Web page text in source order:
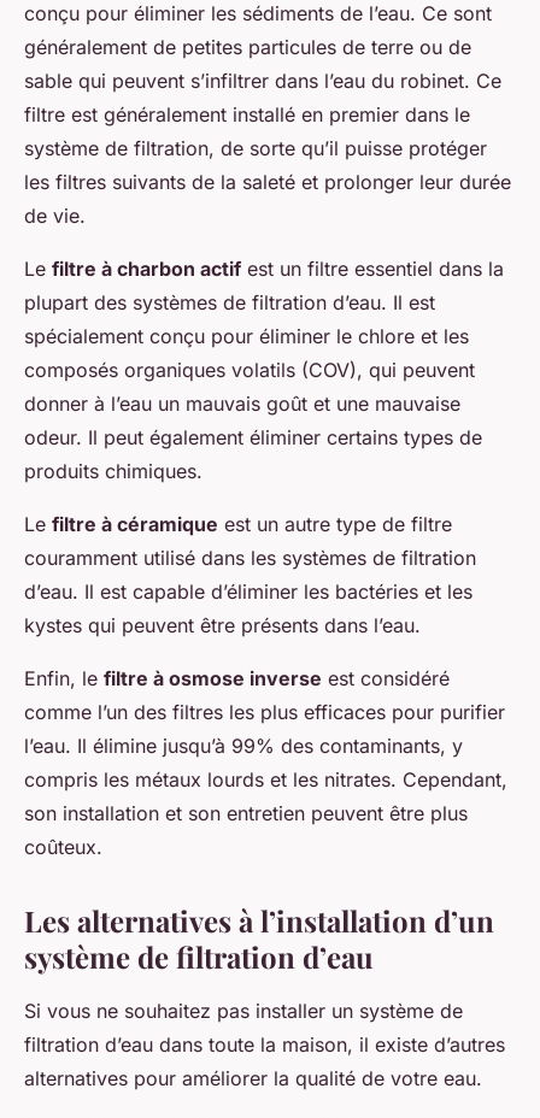
conçu pour éliminer les sédiments de l’eau. Ce sont
généralement de petites particules de terre ou de
sable qui peuvent s’infiltrer dans l’eau du robinet. Ce
filtre est généralement installé en premier dans le
système de filtration, de sorte qu’il puisse protéger
les filtres suivants de la saleté et prolonger leur durée
de vie.
Le filtre à charbon actif est un filtre essentiel dans la
plupart des systèmes de filtration d’eau. Il est
spécialement conçu pour éliminer le chlore et les
composés organiques volatils (COV), qui peuvent
donner à l’eau un mauvais goût et une mauvaise
odeur. Il peut également éliminer certains types de
produits chimiques.
Le filtre à céramique est un autre type de filtre
couramment utilisé dans les systèmes de filtration
d’eau. Il est capable d’éliminer les bactéries et les
kystes qui peuvent être présents dans l’eau.
Enfin, le filtre à osmose inverse est considéré
comme l’un des filtres les plus efficaces pour purifier
l’eau. Il élimine jusqu’à 99% des contaminants, y
compris les métaux lourds et les nitrates. Cependant,
son installation et son entretien peuvent être plus
coûteux.
Les alternatives à l’installation d’un
système de filtration d’eau
Si vous ne souhaitez pas installer un système de
filtration d’eau dans toute la maison, il existe d’autres
alternatives pour améliorer la qualité de votre eau.